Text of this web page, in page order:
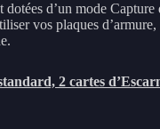
dotées d’un mode Capture
vos plaques
2 cartes